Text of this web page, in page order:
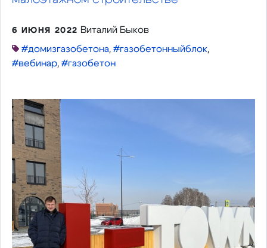
6 ИЮНЯ 2022 Виталий Быков
#домизгазобетона, #газобетонныйблок,
#вебинар, #газобетон